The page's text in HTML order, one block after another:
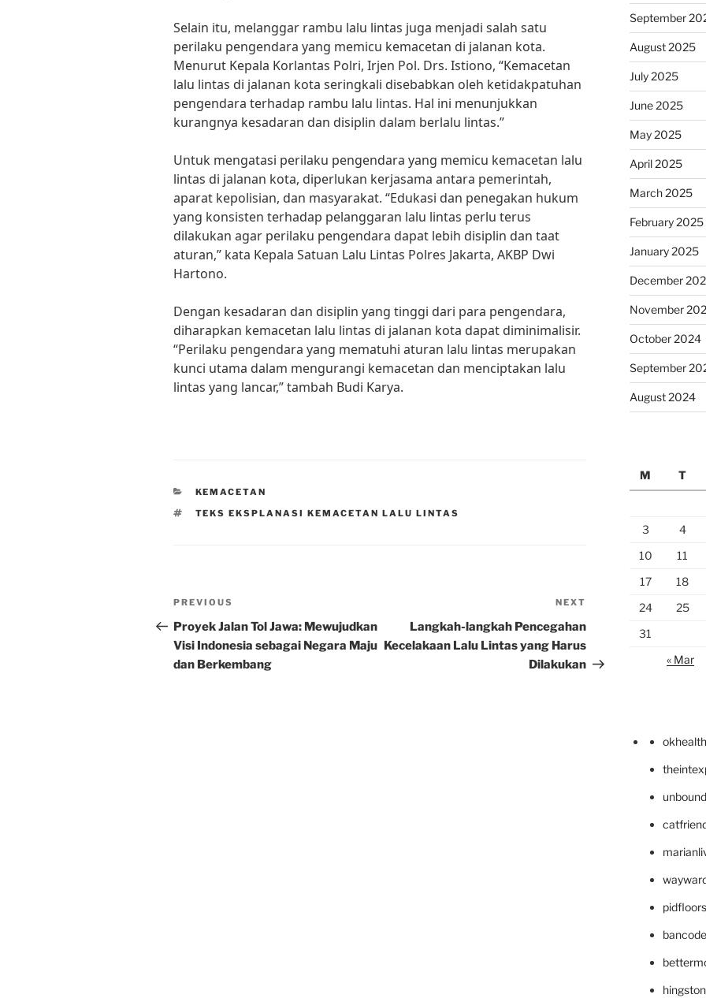
Selain itu, melanggar rambu lalu lintas juga menjadi salah satu
perilaku pengendara yang memicu kemacetan di jalanan kota.
Menurut Kepala Korlantas Polri, Irjen Pol. Drs. Istiono, “Kemacetan
lalu lintas di jalanan kota seringkali disebabkan oleh ketidakpatuhan
pengendara terhadap rambu lalu lintas. Hal ini menunjukkan
kurangnya kesadaran dan disiplin dalam berlalu lintas.”
Untuk mengatasi perilaku pengendara yang memicu kemacetan lalu
lintas di jalanan kota, diperlukan kerjasama antara pemerintah,
aparat kepolisian, dan masyarakat. “Edukasi dan penegakan hukum
yang konsisten terhadap pelanggaran lalu lintas perlu terus
dilakukan agar perilaku pengendara dapat lebih disiplin dan taat
aturan,” kata Kepala Satuan Lalu Lintas Polres Jakarta, AKBP Dwi
Hartono.
Dengan kesadaran dan disiplin yang tinggi dari para pengendara,
diharapkan kemacetan lalu lintas di jalanan kota dapat diminimalisir.
“Perilaku pengendara yang mematuhi aturan lalu lintas merupakan
kunci utama dalam mengurangi kemacetan dan menciptakan lalu
lintas yang lancar,” tambah Budi Karya.
CATEGORIES
KEMACETAN
TAGS
TEKS EKSPLANASI KEMACETAN LALU LINTAS
Post
navigation
Previous
Post
PREVIOUS
Proyek Jalan Tol Jawa: Mewujudkan
Visi Indonesia sebagai Negara Maju
dan Berkembang
Post
NEXT
Langkah-langkah Pencegahan
Kecelakaan Lalu Lintas yang Harus
Dilakukan
September
August 2025
July 2025
June 2025
May 2025
April 2025
March 2025
February 2025
January 2025
December
November
October 2024
September
August 2024
M
T
3
4
10
11
17
18
24
25
31
« Mar